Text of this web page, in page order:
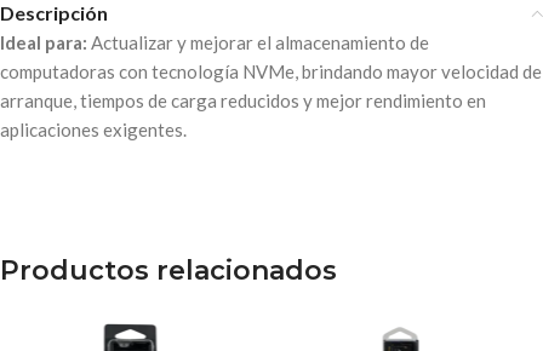
Descripción
Ideal para: Actualizar y mejorar el almacenamiento de
computadoras con tecnología NVMe, brindando mayor velocidad de
arranque, tiempos de carga reducidos y mejor rendimiento en
aplicaciones exigentes.
Productos relacionados